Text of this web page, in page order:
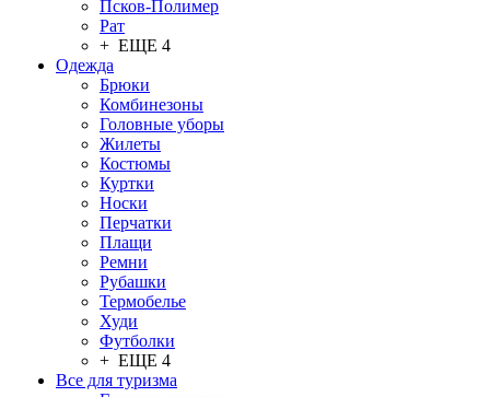
Псков-Полимер
Рат
+ ЕЩЕ 4
Одежда
Брюки
Комбинезоны
Головные уборы
Жилеты
Костюмы
Куртки
Носки
Перчатки
Плащи
Ремни
Рубашки
Термобелье
Худи
Футболки
+ ЕЩЕ 4
Все для туризма